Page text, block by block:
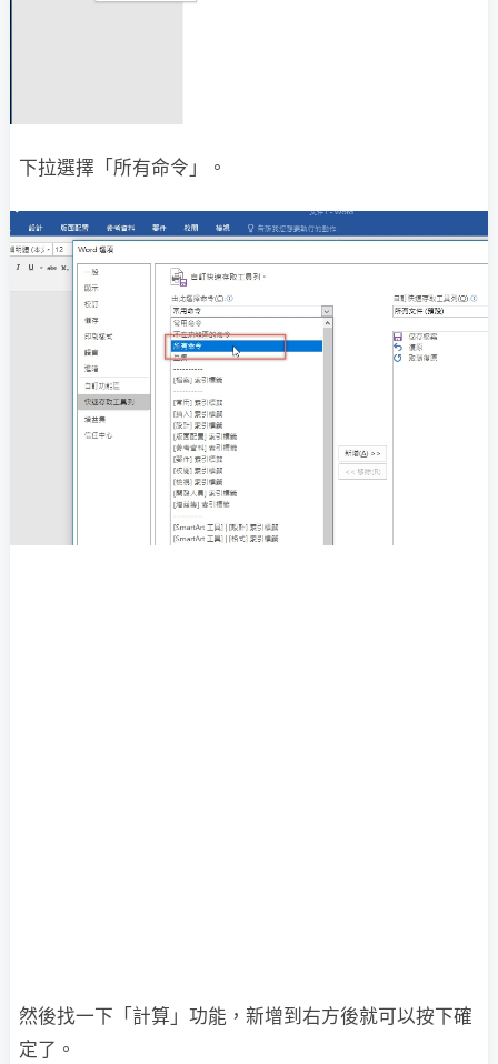
下拉選擇「所有命令」。
然後找一下「計算」功能，新增到右方後就可以按下確
定了。